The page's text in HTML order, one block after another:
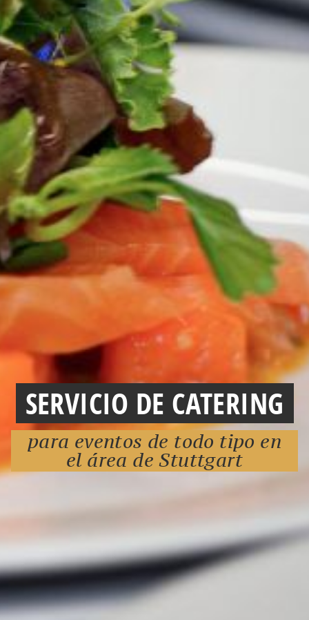
SERVICIO DE CATERING
para eventos de todo tipo en
el área de Stuttgart